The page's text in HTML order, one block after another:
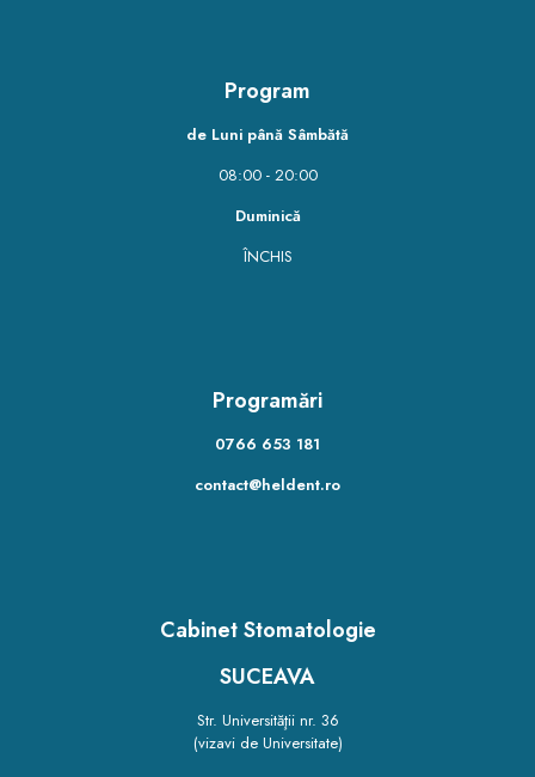
Program
de Luni până Sâmbătă
08:00 - 20:00
Duminică
ÎNCHIS
Programări
0766 653 181
contact@heldent.ro
Cabinet Stomatologie
SUCEAVA
Str. Universităţii nr. 36
(vizavi de Universitate)